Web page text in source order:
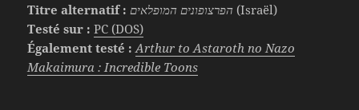
Titre alternatif : הפרצופונים המופלאים (Israël)
Testé sur : PC (DOS)
Également testé : Arthur to Astaroth no Nazo
Makaimura : Incredible Toons